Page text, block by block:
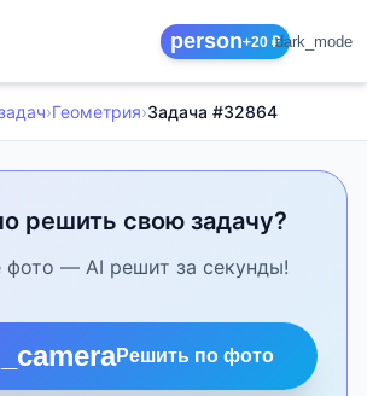
person+20 ₽dark_mode
›Геометрия›Задача #32864
решить свою задачу?
фото — AI решит за секунды!
Решить по фото